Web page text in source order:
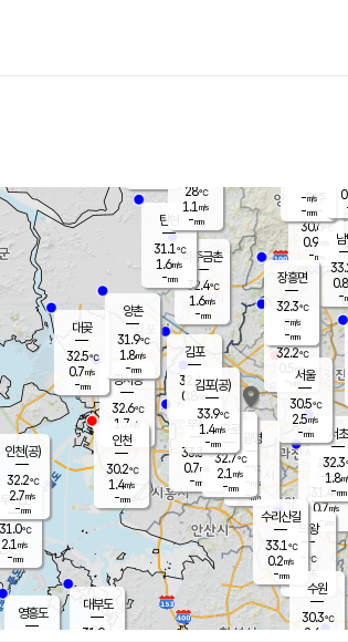
무의도
31.0℃
2.1 m/s
-mm
영흥도
양주
30.6℃
0.9
-mm
과천
31.4℃
0.7m/s
- mm
대부도
31.9
경서동
32.6℃
1.7 m/s
-mm
파주금촌
32.4℃
1.6m/s
-mm
대곶
32.5℃
0.7m/s
-mm
탄현
31.1℃
1.6m/s
-mm
의왕
- ℃
m/s
mm
김포
32.4℃
0.8 m/s
mm
광명
- ℃
-m/s
-mm
부천
33.3℃
0.7m/s
-mm
양촌
31.9℃
1.8m/s
-mm
구로
32.7℃
2.1 m/s
-mm
은평
32.2℃
0.5 m/s
- mm
서초
32.3
1.8
-mm
0.8
-
수리산길
33.1℃
0.2m/s
-mm
장흥면
32.3℃
-m/s
-mm
-m/s
-mm
인천(공)
32.2℃
2.7m/s
-mm
김포(공)
33.9℃
1.4m/s
-mm
수원
30.3℃
2.6 m/s
인천
30.2℃
1.4m/s
-mm
서울
30.5℃
2.5m/s
-mm
28℃
1.1 m/s
-mm